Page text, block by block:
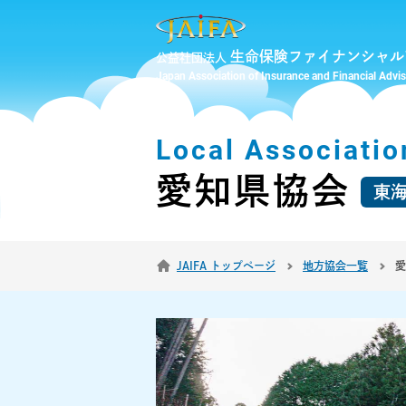
公益社団法人 生命保険ファイナンシャ
Japan Association of Insurance and Financial
Local
愛知県協会
東
JAIFA トップページ 地方協会一覧